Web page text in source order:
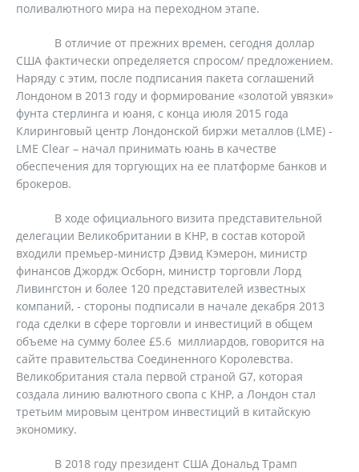
поливалютного мира на переходном этапе.
В отличие от прежних времен, сегодня доллар
США фактически определяется спросом/ предложением.
Наряду с этим, после подписания пакета соглашений
Лондоном в 2013 году и формирование «золотой увязки»
фунта стерлинга и юаня, с конца июля 2015 года
Клиринговый центр Лондонской биржи металлов (LME) -
LME Clear – начал принимать юань в качестве
обеспечения для торгующих на ее платформе банков и
брокеров.
В ходе официального визита представительной
делегации Великобритании в КНР, в состав которой
входили премьер-министр Дэвид Кэмерон, министр
финансов Джордж Осборн, министр торговли Лорд
Ливингстон и более 120 представителей известных
компаний, - стороны подписали в начале декабря 2013
года сделки в сфере торговли и инвестиций в общем
объеме на сумму более £5.6 миллиардов, говорится на
сайте правительства Соединенного Королевства.
Великобритания стала первой страной G7, которая
создала линию валютного свопа с КНР, а Лондон стал
третьим мировым центром инвестиций в китайскую
экономику.
В 2018 году президент США Дональд Трамп